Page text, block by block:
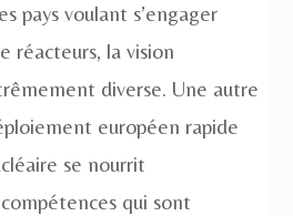
pays voulant s’engager
réacteurs, la vision
diverse. Une autre
européen rapide
se nourrit
qui sont